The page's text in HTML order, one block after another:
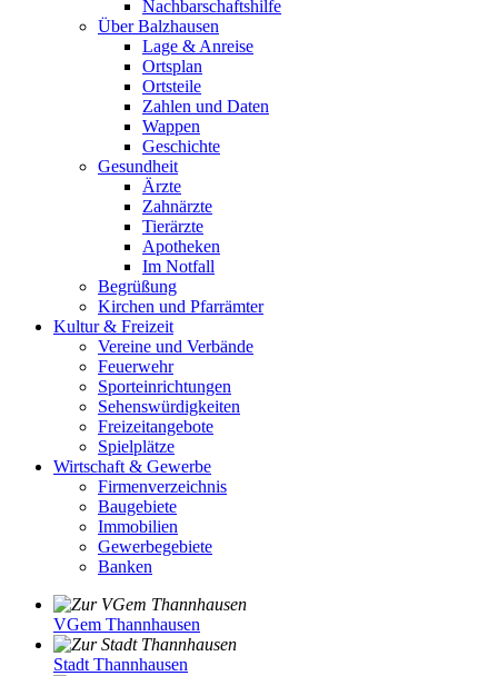
Nachbarschaftshilfe
Über Balzhausen
Lage & Anreise
Ortsplan
Ortsteile
Zahlen und Daten
Wappen
Geschichte
Gesundheit
Ärzte
Zahnärzte
Tierärzte
Apotheken
Im Notfall
Begrüßung
Kirchen und Pfarrämter
Kultur & Freizeit
Vereine und Verbände
Feuerwehr
Sporteinrichtungen
Sehenswürdigkeiten
Freizeitangebote
Spielplätze
Wirtschaft & Gewerbe
Firmenverzeichnis
Baugebiete
Immobilien
Gewerbegebiete
Banken
VGem Thannhausen
Stadt Thannhausen